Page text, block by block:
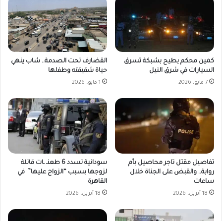
كمين محكم يطيح بشبكة تسرق
السيارات في شرق النيل
7 مايو، 2026
القضارف تحت الصدمة.. شاب ينهي
حياة شقيقته وطفلها
1 مايو، 2026
تفاصيل مقتل تاجر محاصيل بأم
روابة.. والقبض على الجناة خلال
ساعات
18 أبريل، 2026
سودانية تسدد 6 طعنـ ـات قاتلة
لزوجها بسبب “الزواج عليها” في
القاهرة
18 أبريل، 2026